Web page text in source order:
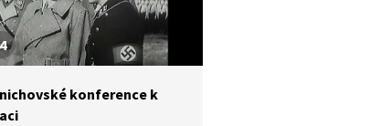
konference k